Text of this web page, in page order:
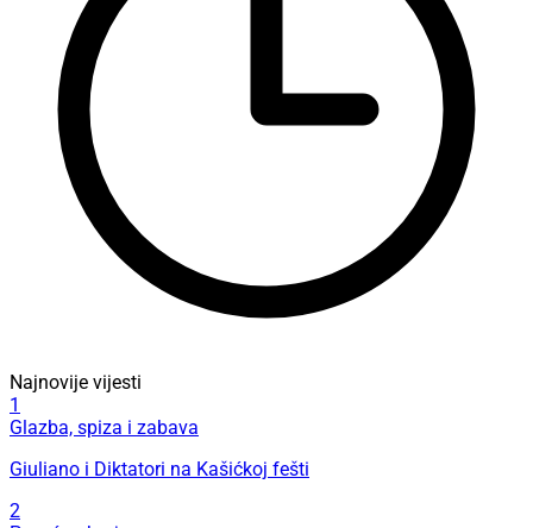
Najnovije vijesti
1
Glazba, spiza i zabava
Giuliano i Diktatori na Kašićkoj fešti
2